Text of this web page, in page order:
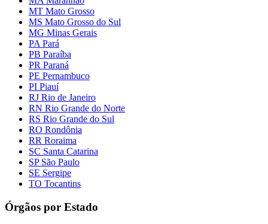
MT Mato Grosso
MS Mato Grosso do Sul
MG Minas Gerais
PA Pará
PB Paraíba
PR Paraná
PE Pernambuco
PI Piauí
RJ Rio de Janeiro
RN Rio Grande do Norte
RS Rio Grande do Sul
RO Rondônia
RR Roraima
SC Santa Catarina
SP São Paulo
SE Sergipe
TO Tocantins
Órgãos por Estado